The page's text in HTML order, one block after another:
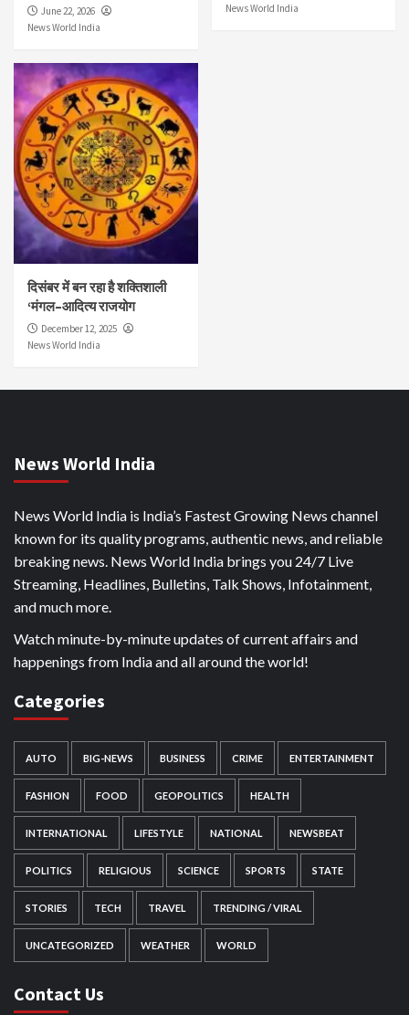
June 22, 2026
News World India
News World India
दिसंबर में बन रहा है शक्तिशाली
‘मंगल–आदित्य राजयोग
December 12, 2025
News World India
News World India
News World India is India’s Fastest Growing News channel
known for its quality programs, authentic news, and reliable
breaking news. News World India brings you 24/7 Live
Streaming, Headlines, Bulletins, Talk Shows, Infotainment,
and much more.
Watch minute-by-minute updates of current affairs and
happenings from India and all around the world!
Categories
AUTO BIG-NEWS BUSINESS CRIME ENTERTAINMENT
FASHION FOOD GEOPOLITICS HEALTH
INTERNATIONAL LIFESTYLE NATIONAL NEWSBEAT
POLITICS RELIGIOUS SCIENCE SPORTS STATE
STORIES TECH TRAVEL TRENDING / VIRAL
UNCATEGORIZED WEATHER WORLD
Contact Us